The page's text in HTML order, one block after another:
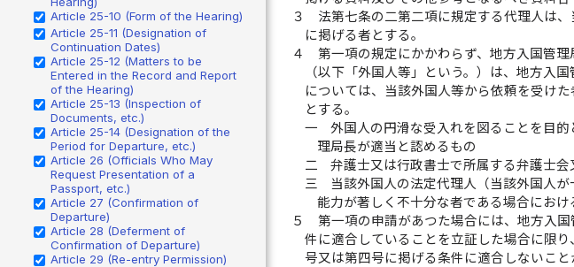
Article 25-10 (Form of the Hearing)
Article 25-11 (Designation of
Continuation Dates)
Article 25-12 (Matters to be
Entered in the Record and Report
of the Hearing)
Article 25-13 (Inspection of
Documents, etc.)
Article 25-14 (Designation of the
Period for Departure, etc.)
Article 26 (Officials Who May
Request Presentation of a
Passport, etc.)
Article 27 (Confirmation of
Departure)
Article 28 (Deferment of
Confirmation of Departure)
Article 29 (Re-entry Permission)
３
法第七条の二第二項に規定する代理人は
に掲げる者とする。
４
第一項の規定にかかわらず、地方入国管
（以下「外国人等」という。）は、地方入
については、当該外国人等から依頼を受け
とする。
一
外国人の円滑な受入れを図ることを目
理局長が適当と認めるもの
二
弁護士又は行政書士で所属する弁護士
三
当該外国人の法定代理人（当該外国人
能力が著しく不十分な者である場合にお
５
第一項の申請があつた場合には、地方入
件に適合していることを立証した場合に限
号又は第四号に掲げる条件に適合しないこ